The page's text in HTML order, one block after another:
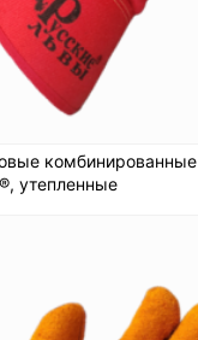
комбинированные
утепленные